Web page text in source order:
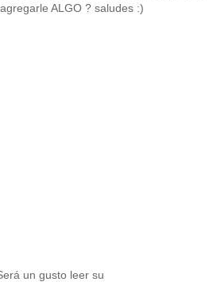
ALGO ? saludes :)
un gusto leer su